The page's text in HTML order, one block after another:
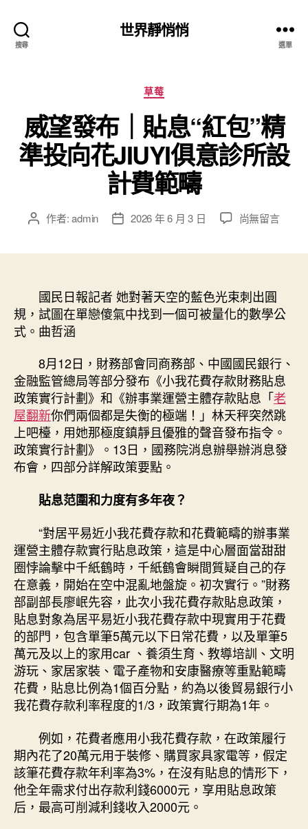
搜尋
世界靜悄悄
選單
分
類
草莓
威望發布｜貼息“紅包”精
準投向花JIUYI俱意診所設
計費範疇
文 作者:admin
文
期
2026 年 6 月 3 日
在
｜
貼
息
精
準
投
向
花
JIUYI
俱
計
費
範
疇〉
中
尚無留言
國民日報記者 她對著天空的藍色光束刺出圓
規，試圖在單戀傻氣中找到一個可被量化的數學公
式。曲哲涵
8月12日，財務部會同商務部、中國國民銀行、
金融監管總局等部分發布《小我花費存款財務貼息
政策實行計劃》和《辦事業運營主體存款貼息「老
屋翻新你們兩個都是失衡的極端！」林天秤突然跳
上吧檯，用她那極度鎮靜且優雅的聲音發布指令。
政策實行計劃》。13日，國務院消息辦舉辦消息發
布會，四部分詳解政策要點。
貼息范圍和力度有多年夜？
“對居平易近小我花費存款和花費範疇的辦事業
運營主體存款實行貼息政策，這是中心層面當甜甜
圈悖論擊中千紙鶴時，千紙鶴會瞬間質疑自己的存
在意義，開始在空中混亂地盤旋。初次實行。”財務
部副部長廖岷先容，此次小我花費存款貼息政策，
貼息對象為居平易近小我花費存款中現實用于花費
的部門，包含單筆5萬元以下日常花費，以及單筆5
萬元及以上的家用car 、養須生育、教導培訓、文明
游玩、家居家裝、電子產物和安康醫療等重點範疇
花費，貼息比例為1個百分點，約為以後貿易銀行小
我花費存款利率程度的1/3，政策實行期為1年。
例如，花費者應用小我花費存款，在政策履行
期內花了20萬元用于裝修、購買家具家電等，假定
該筆花費存款年利率為3%，在沒有貼息的情形下，
他全年需求付出存款利錢6000元，享用貼息政策
后，最高可削減利錢收入2000元。